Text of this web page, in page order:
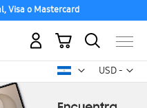
Visa o Mastercard
USD -
dólar
Mi carrito